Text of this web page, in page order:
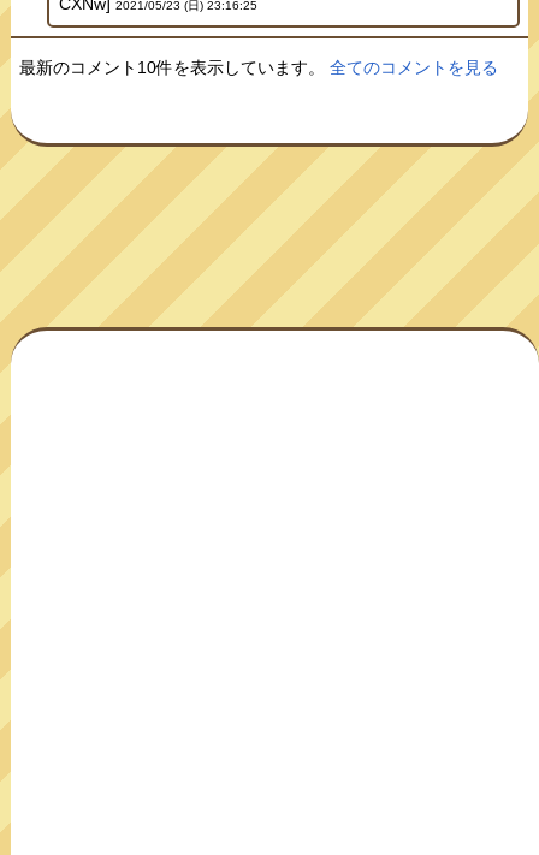
2021/05/23 (日) 23:16:25
最新のコメント10件を表示しています。全てのコメントを見る